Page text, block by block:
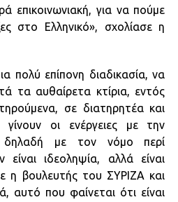
επικοινωνιακή, για να πούμε
στο Ελληνικό», σχολίασε η
πολύ επίπονη διαδικασία, να
τα αυθαίρετα κτίρια, εντός
σε διατηρητέα και
οι ενέργειες με την
δηλαδή με τον νόμο περί
ιδεοληψία, αλλά είναι
η βουλευτής του ΣΥΡΙΖΑ και
αυτό που φαίνεται ότι είναι